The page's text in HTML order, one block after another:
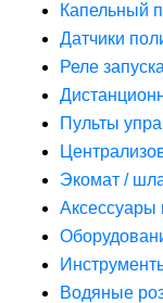
Капельный
Датчики
Реле
Пульты
Экомат /
Аксессуары
Водяные